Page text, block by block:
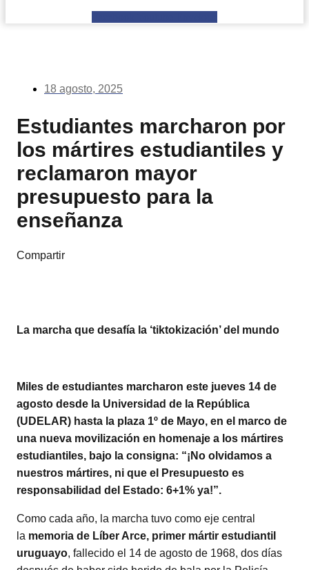
18 agosto, 2025
Estudiantes marcharon por
los mártires estudiantiles y
reclamaron mayor
presupuesto para la
enseñanza
Compartir
La marcha que desafía la ‘tiktokización’ del mundo
Miles de estudiantes marcharon este jueves 14 de
agosto desde la Universidad de la República
(UDELAR) hasta la plaza 1º de Mayo, en el marco de
una nueva movilización en homenaje a los mártires
estudiantiles, bajo la consigna: “¡No olvidamos a
nuestros mártires, ni que el Presupuesto es
responsabilidad del Estado: 6+1% ya!”.
Como cada año, la marcha tuvo como eje central
la memoria de Líber Arce, primer mártir estudiantil
uruguayo, fallecido el 14 de agosto de 1968, dos días